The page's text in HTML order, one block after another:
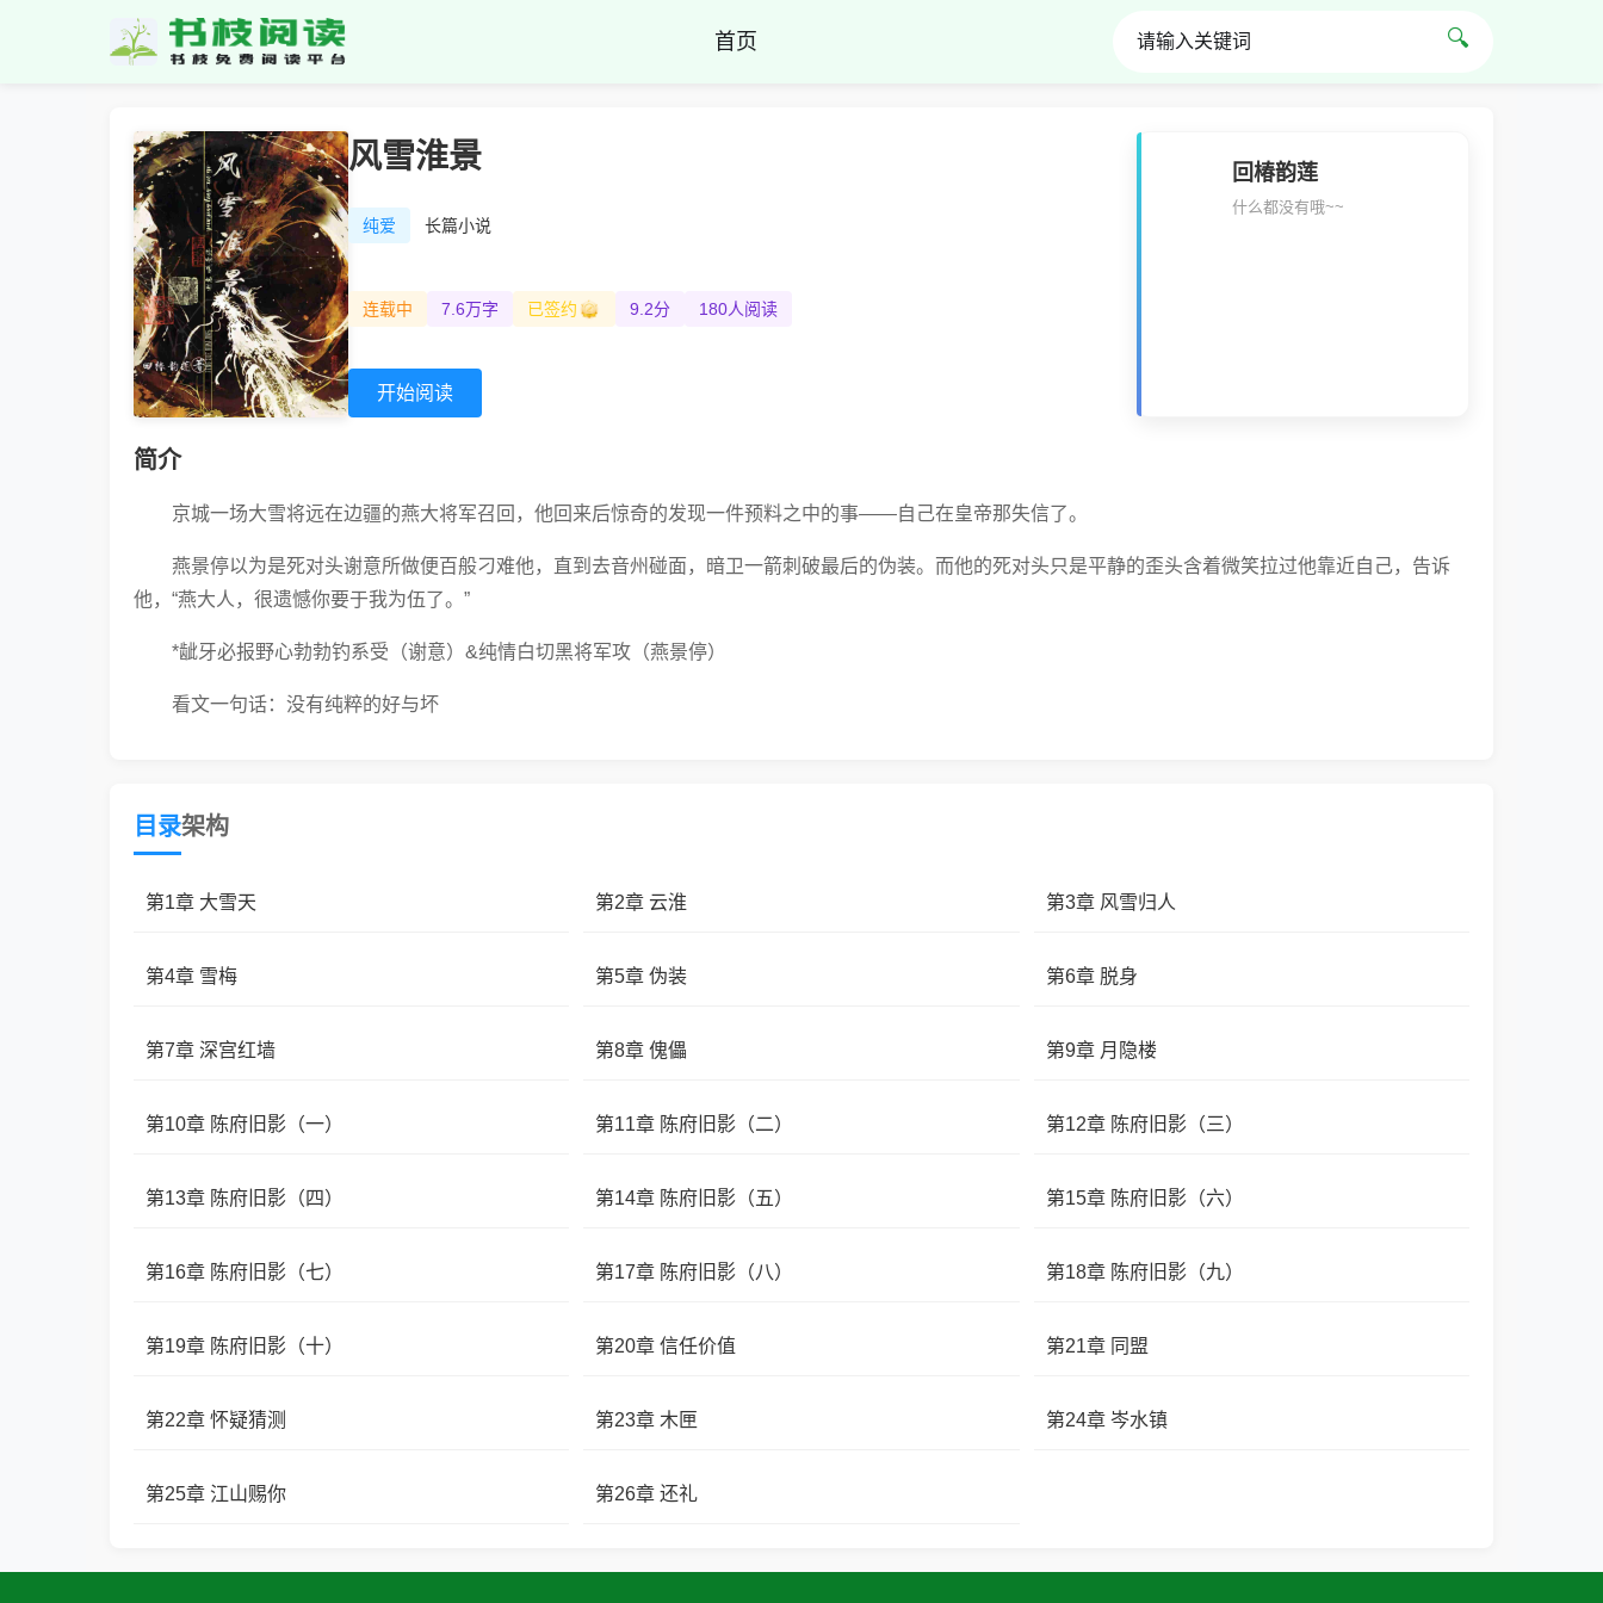
首页 🔍
风雪淮景
纯爱 长篇小说
连载中 7.6万字 已签约 9.2分 180人阅读
开始阅读
回椿韵莲
什么都没有哦~~
简介
京城一场大雪将远在边疆的燕大将军召回，他回来后惊奇的发现一件预料之中的事——自己在皇帝那失信了。
燕景停以为是死对头谢意所做便百般刁难他，直到去音州碰面，暗卫一箭刺破最后的伪装。而他的死对头只是平静的歪头含着微笑拉过他靠近自己，告诉
他，“燕大人，很遗憾你要于我为伍了。”
*龇牙必报野心勃勃钓系受（谢意）&纯情白切黑将军攻（燕景停）
看文一句话：没有纯粹的好与坏
目录架构
第1章 大雪天 第2章 云淮 第3章 风雪归人
第4章 雪梅 第5章 伪装 第6章 脱身
第7章 深宫红墙 第8章 傀儡 第9章 月隐楼
第10章 陈府旧影（一） 第11章 陈府旧影（二） 第12章 陈府旧影（三）
第13章 陈府旧影（四） 第14章 陈府旧影（五） 第15章 陈府旧影（六）
第16章 陈府旧影（七） 第17章 陈府旧影（八） 第18章 陈府旧影（九）
第19章 陈府旧影（十） 第20章 信任价值 第21章 同盟
第22章 怀疑猜测 第23章 木匣 第24章 岑水镇
第25章 江山赐你 第26章 还礼